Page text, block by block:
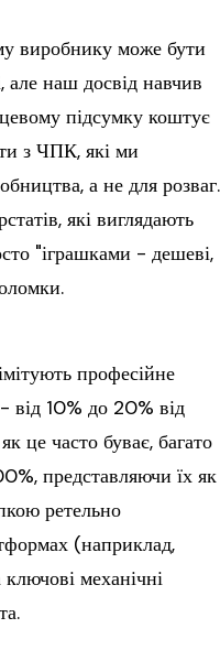
виробнику може бути
але наш досвід навчив
підсумку коштує
з ЧПК, які ми
а не для розваг.
які виглядають
"іграшками - дешеві,
професійне
від 10% до 20% від
це часто буває, багато
представляючи їх як
ретельно
(наприклад,
механічні